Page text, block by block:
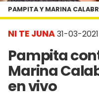
NI TE JUNA31-03-2021
Pampita
Marina
en vivo
PAMPITA Y MARINA